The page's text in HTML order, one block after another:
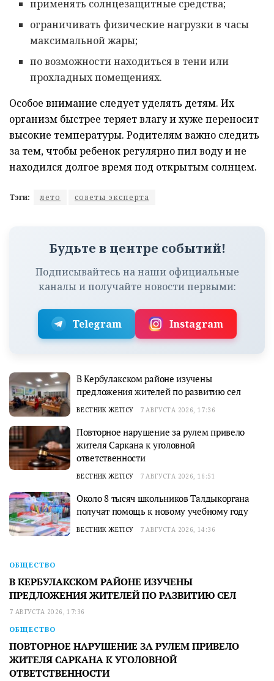
применять солнцезащитные средства;
ограничивать физические нагрузки в часы
максимальной жары;
по возможности находиться в тени или
прохладных помещениях.
Особое внимание следует уделять детям. Их
организм быстрее теряет влагу и хуже переносит
высокие температуры. Родителям важно следить
за тем, чтобы ребенок регулярно пил воду и не
находился долгое время под открытым солнцем.
Тэги: лето советы эксперта
Будьте в центре событий!
Подписывайтесь на наши официальные
каналы и получайте новости первыми:
Telegram Instagram
В Кербулакском районе изучены
предложения жителей по развитию сел
ВЕСТНИК ЖЕТІСУ 7 АВГУСТА 2026, 17:36
Повторное нарушение за рулем привело
жителя Саркана к уголовной
ответственности
ВЕСТНИК ЖЕТІСУ 7 АВГУСТА 2026, 16:51
Около 8 тысяч школьников Талдыкоргана
получат помощь к новому учебному году
ВЕСТНИК ЖЕТІСУ 7 АВГУСТА 2026, 14:36
ОБЩЕСТВО
В КЕРБУЛАКСКОМ РАЙОНЕ ИЗУЧЕНЫ
ПРЕДЛОЖЕНИЯ ЖИТЕЛЕЙ ПО РАЗВИТИЮ СЕЛ
7 АВГУСТА 2026, 17:36
ОБЩЕСТВО
ПОВТОРНОЕ НАРУШЕНИЕ ЗА РУЛЕМ ПРИВЕЛО
ЖИТЕЛЯ САРКАНА К УГОЛОВНОЙ
ОТВЕТСТВЕННОСТИ